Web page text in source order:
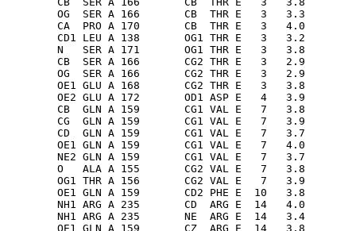
OG  SER A 166       CB  THR E   3   3.3
CA  PRO A 170       CB  THR E   3   4.0
CD1 LEU A 138       OG1 THR E   3   3.2
N   SER A 171       OG1 THR E   3   3.8
CB  SER A 166       CG2 THR E   3   2.9
OG  SER A 166       CG2 THR E   3   2.9
OE1 GLU A 168       CG2 THR E   3   3.8
OE2 GLU A 172       OD1 ASP E   4   3.9
CB  GLN A 159       CG1 VAL E   7   3.8
CG  GLN A 159       CG1 VAL E   7   3.9
CD  GLN A 159       CG1 VAL E   7   3.7
OE1 GLN A 159       CG1 VAL E   7   4.0
NE2 GLN A 159       CG1 VAL E   7   3.7
O   ALA A 155       CG2 VAL E   7   3.8
OG1 THR A 156       CG2 VAL E   7   3.9
OE1 GLN A 159       CD2 PHE E  10   3.8
NH1 ARG A 235       CD  ARG E  14   4.0
NH1 ARG A 235       NE  ARG E  14   3.4
OE1 GLN A 159       CZ  ARG E  14   3.8